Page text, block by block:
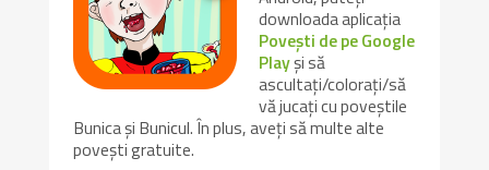
downloada aplicația
Povești de pe Google
Playși să
ascultați/colorați/să
vă jucați cu poveștile
Bunica și Bunicul. În plus, aveți să multe alte
povești gratuite.